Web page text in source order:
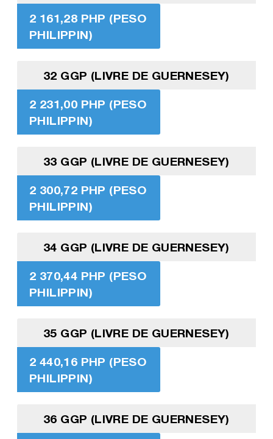
2 161,28 PHP (PESO
PHILIPPIN)
32 GGP (LIVRE DE GUERNESEY)
2 231,00 PHP (PESO
PHILIPPIN)
33 GGP (LIVRE DE GUERNESEY)
2 300,72 PHP (PESO
PHILIPPIN)
34 GGP (LIVRE DE GUERNESEY)
2 370,44 PHP (PESO
PHILIPPIN)
35 GGP (LIVRE DE GUERNESEY)
2 440,16 PHP (PESO
PHILIPPIN)
36 GGP (LIVRE DE GUERNESEY)